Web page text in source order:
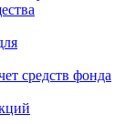
средств фонда